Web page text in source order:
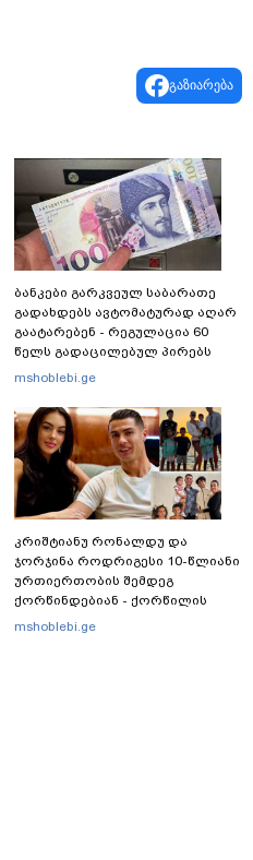
გაზიარება
ბანკები გარკვეულ საბარათე
გადახდებს ავტომატურად აღარ
გაატარებენ - რეგულაცია 60
წელს გადაცილებულ პირებს
შეეხება
mshoblebi.ge
კრიშტიანუ რონალდუ და
ჯორჯინა როდრიგესი 10-წლიანი
ურთიერთობის შემდეგ
ქორწინდებიან - ქორწილის
პირველი დეტალები
mshoblebi.ge